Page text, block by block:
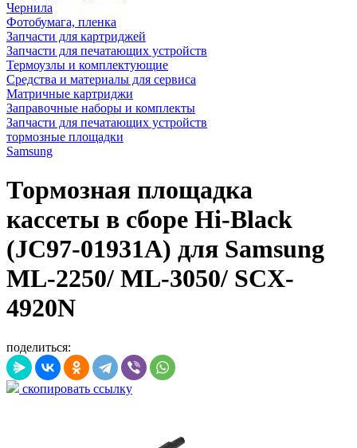
Чернила
Фотобумага, пленка
Запчасти для картриджей
Запчасти для печатающих устройств
Термоузлы и комплектующие
Средства и материалы для сервиса
Матричные картриджи
Заправочные наборы и комплекты
Запчасти для печатающих устройств
тормозные площадки
Samsung
Тормозная площадка
кассеты в сборе Hi-Black
(JC97-01931A) для Samsung
ML-2250/ ML-3050/ SCX-
4920N
поделиться:
скопировать ссылку